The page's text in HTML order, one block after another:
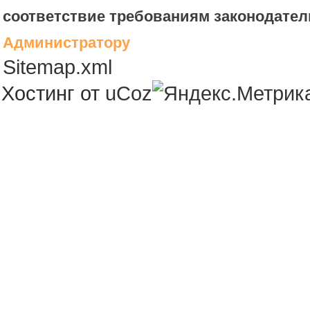
соответствие требованиям
Администратору
Sitemap.xml
Хостинг от uCoz